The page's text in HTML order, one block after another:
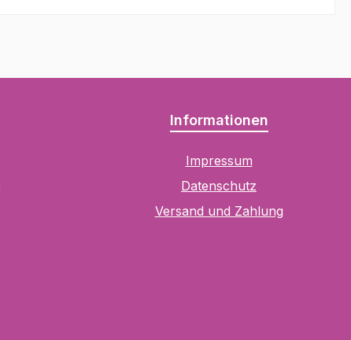
Informationen
Impressum
Datenschutz
Versand und Zahlung